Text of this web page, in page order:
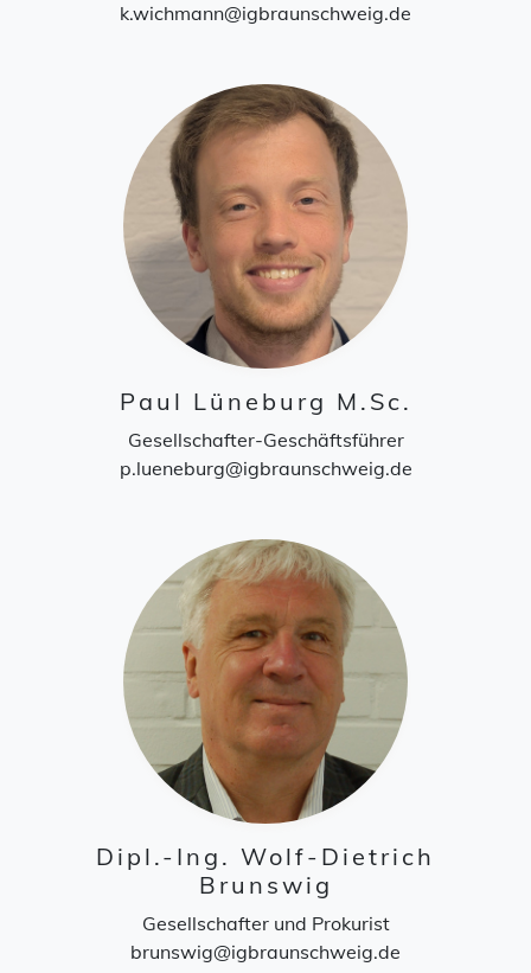
k.wichmann@igbraunschweig.de
Paul Lüneburg M.Sc.
Gesellschafter-Geschäftsführer
p.lueneburg@igbraunschweig.de
Dipl.-Ing. Wolf-Dietrich
Brunswig
Gesellschafter und Prokurist
brunswig@igbraunschweig.de